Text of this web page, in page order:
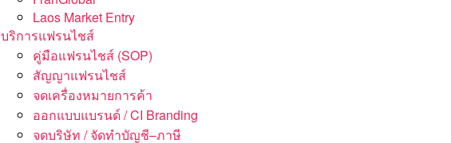
Laos Market Entry
บริการแฟรนไชส์
คู่มือแฟรนไชส์ (SOP)
สัญญาแฟรนไชส์
จดเครื่องหมายการค้า
ออกแบบแบรนด์ / CI Branding
จดบริษัท / จัดทำบัญชี–ภาษี